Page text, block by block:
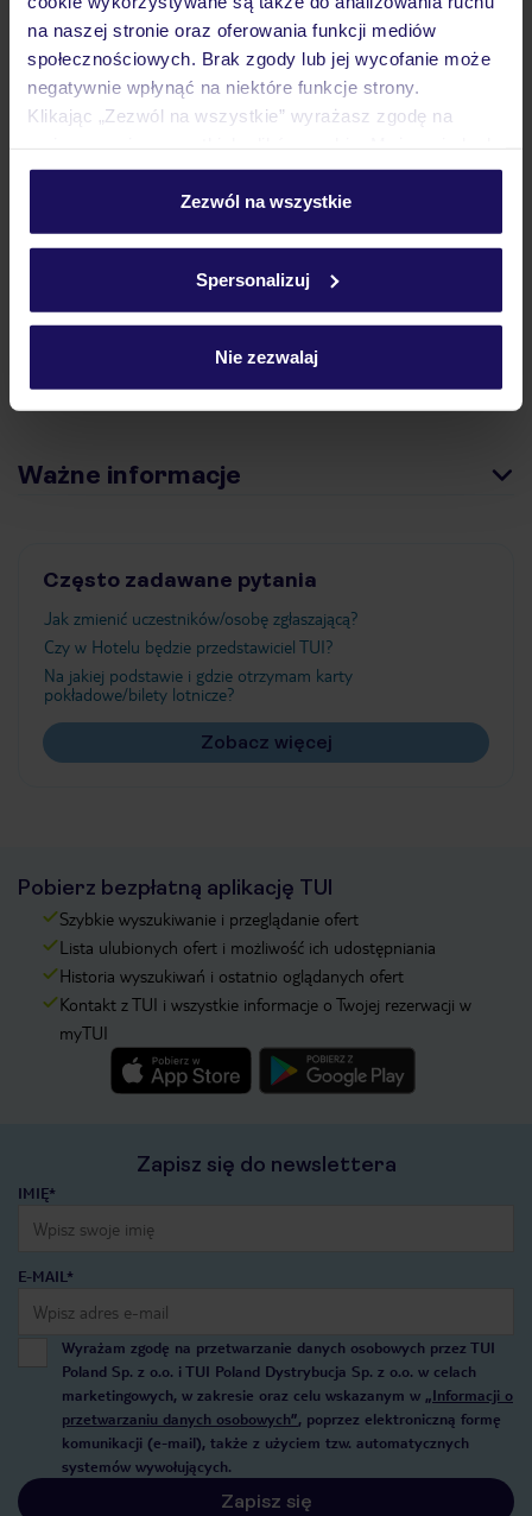
na naszej stronie oraz oferowania funkcji mediów
społecznościowych. Brak zgody lub jej wycofanie może
negatywnie wpłynąć na niektóre funkcje strony.
Klikając „Zezwól na wszystkie” wyrażasz zgodę na
personalizować swój wybór wchodząc w zakładkę
Szczegółowe informacje o plikach cookie znajdziesz
Zezwól na wszystkie
Spersonalizuj
Nie zezwalaj
Hotel
Opinie
Atrakcje
Ważne informacje
Często zadawane pytania
Jak zmienić uczestników/osobę zgłaszającą?
Czy w Hotelu będzie przedstawiciel TUI?
Na jakiej podstawie i gdzie otrzymam karty
pokładowe/bilety lotnicze?
Zobacz więcej
Pobierz bezpłatną aplikację TUI
Szybkie wyszukiwanie i przeglądanie ofert
Lista ulubionych ofert i możliwość ich udostępniania
Historia wyszukiwań i ostatnio oglądanych ofert
Kontakt z TUI i wszystkie informacje o Twojej rezerwacji w
myTUI
Zapisz się do newslettera
IMIĘ*
E-MAIL*
Wyrażam zgodę na przetwarzanie danych osobowych przez TUI
Poland Sp. z o.o. i TUI Poland Dystrybucja Sp. z o.o. w celach
marketingowych, w zakresie oraz celu wskazanym w „Informacji o
przetwarzaniu danych osobowych”, poprzez elektroniczną formę
komunikacji (e-mail), także z użyciem tzw. automatycznych
systemów wywołujących.
Zapisz się